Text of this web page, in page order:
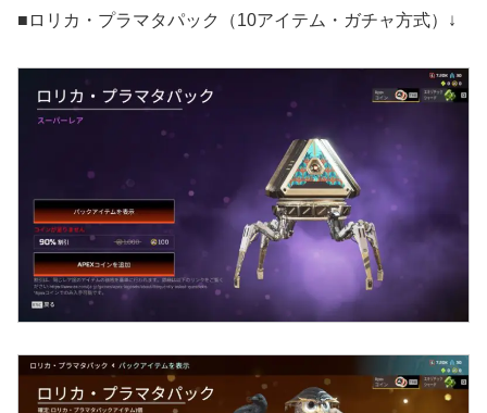
■ロリカ・プラマタパック（10アイテム・ガチャ方式）↓